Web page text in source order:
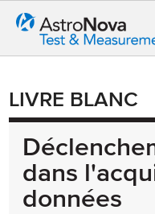
LIVRE BLANC
dans
données